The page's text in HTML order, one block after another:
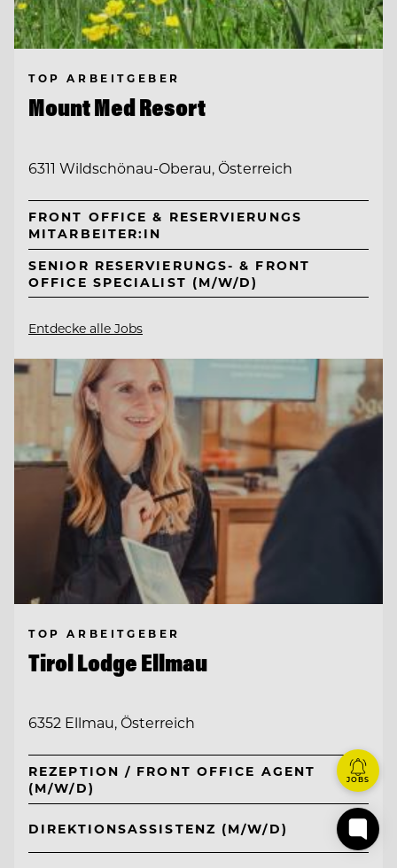
TOP ARBEITGEBER
Mount Med Resort
6311 Wildschönau-Oberau, Österreich
FRONT OFFICE & RESERVIERUNGS
MITARBEITER:IN
SENIOR RESERVIERUNGS- & FRONT
OFFICE SPECIALIST (M/W/D)
Entdecke alle Jobs
TOP ARBEITGEBER
Tirol Lodge Ellmau
6352 Ellmau, Österreich
REZEPTION / FRONT OFFICE AGENT
(M/W/D)
DIREKTIONSASSISTENZ (M/W/D)
JOBS